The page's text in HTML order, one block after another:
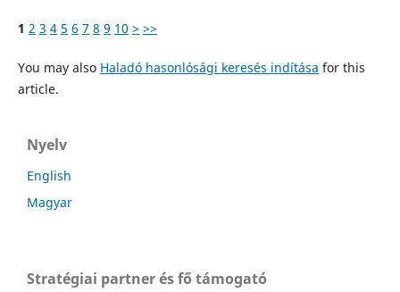
1 2 3 4 5 6 7 8 9 10 > >>
You may also Haladó hasonlósági keresés indítása for this
article.
Nyelv
English
Magyar
Stratégiai partner és fő támogató